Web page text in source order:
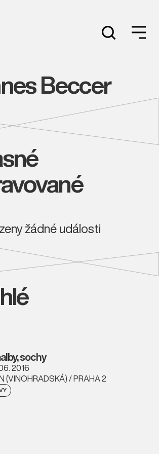
Beccer
žádné události
sochy
2016
(VINOHRADSKÁ) / PRAHA 2